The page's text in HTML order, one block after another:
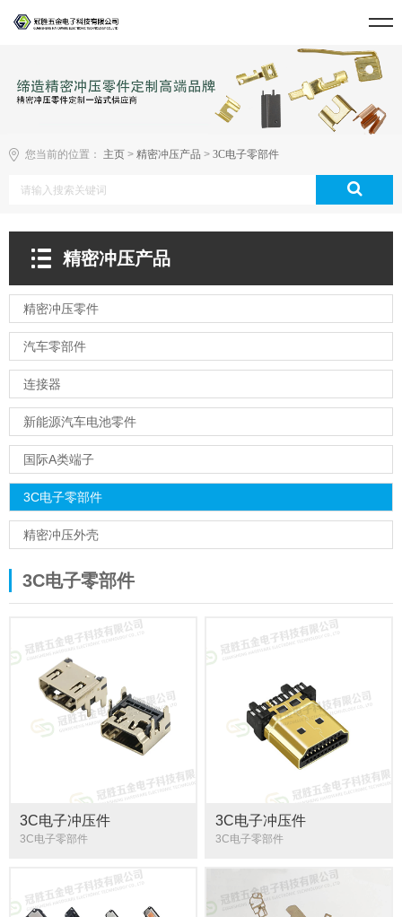
您当前的位置： 主页 > 精密冲压产品 > 3C电子零部件
精密冲压产品
精密冲压零件
汽车零部件
连接器
新能源汽车电池零件
国际A类端子
3C电子零部件
精密冲压外壳
3C电子零部件
3C电子冲压件
3C电子零部件
3C电子冲压件
3C电子零部件